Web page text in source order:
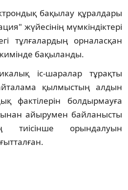
бақылау құралдары
жүйесінің мүмкіндіктері
тұлғалардың орналасқан
бақыланды.
іс-шаралар тұрақты
қылмыстың алдын
фактілерін болдырмауға
айырумен байланысты
тиісінше орындалуын